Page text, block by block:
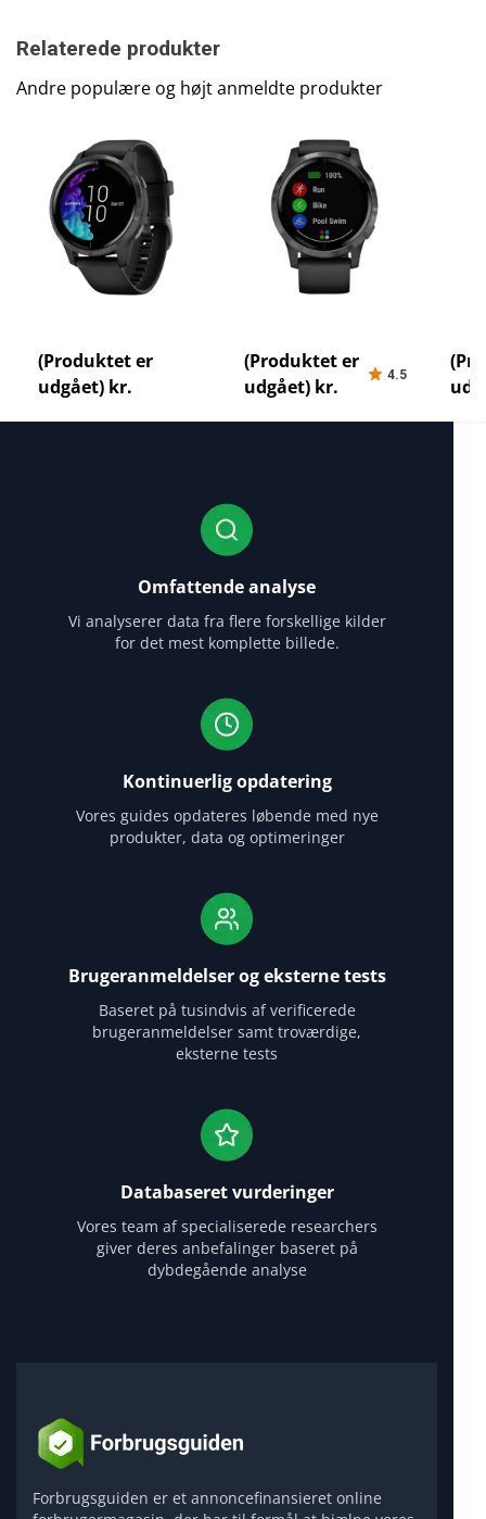
Relaterede produkter
Andre populære og højt anmeldte produkter
test-bedste-loebeure
(Produktet er
udgået) kr.
loebeur-test-bedste-
loebeure
(Produktet er
udgået) kr.
4.5
Omfattende analyse
Vi analyserer data fra flere forskellige kilder
for det mest komplette billede.
Kontinuerlig opdatering
Vores guides opdateres løbende med nye
produkter, data og optimeringer
Brugeranmeldelser og eksterne tests
Baseret på tusindvis af verificerede
brugeranmeldelser samt troværdige,
eksterne tests
Databaseret vurderinger
Vores team af specialiserede researchers
giver deres anbefalinger baseret på
dybdegående analyse
Forbrugsguiden er et annoncefinansieret online